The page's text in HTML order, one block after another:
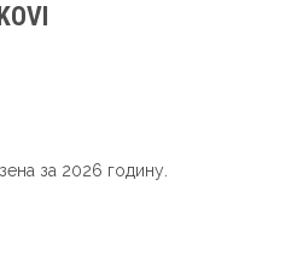
за 2026 годину.